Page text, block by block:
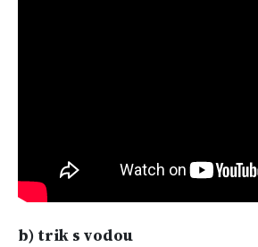
b) trik s vodou